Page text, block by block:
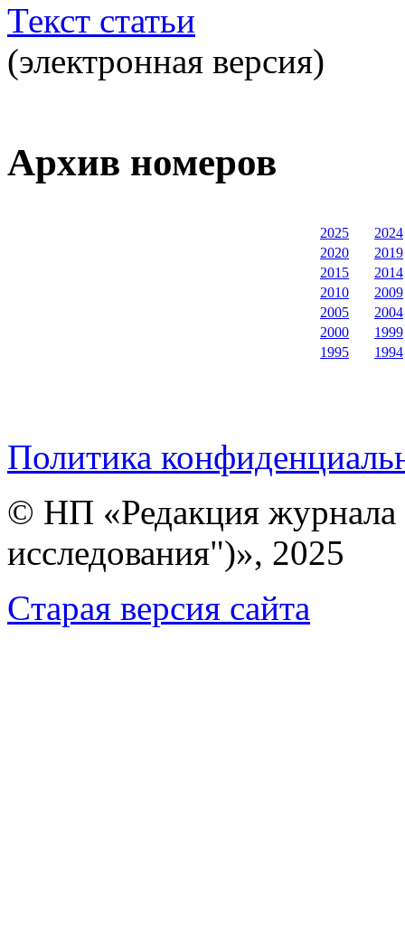
Текст статьи
(электронная версия)
Архив номеров
2025
2024
2020
2019
2015
2014
2010
2009
2005
2004
2000
1999
1995
1994
Политика
© НП «Редакция
исследования")», 2025
Cтарая версия сайта